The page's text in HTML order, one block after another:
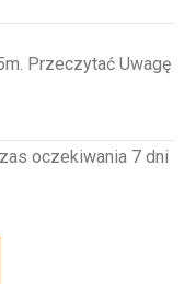
Przeczytać Uwagę
oczekiwania 7 dni